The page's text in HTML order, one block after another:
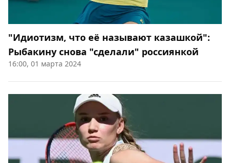
"Идиотизм, что её называют казашкой":
Рыбакину снова "сделали" россиянкой
16:00, 01 марта 2024